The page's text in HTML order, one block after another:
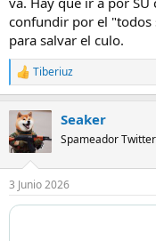
confundir por el "todos
para salvar el culo.
R
e
c
c
i
e
s
Tiberiuz
Seaker
Spameador Twitter
3 Junio 2026